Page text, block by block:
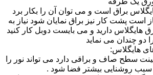
براق است و می توان آن را بکار برد
است پشت کار نیز براق نمایان شود نیاز به
هایگلاس دارید و می بایست دوبل کار کنید
دو چندان می نماید
هایگلاس:
سطح صاف و براقی دارد می تواند نور را
روشنایی بیشتر فضا شود .